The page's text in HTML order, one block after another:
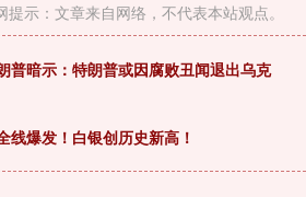
提示：文章来自网络，不代表本站观点。
普暗示：特朗普或因腐败丑闻退出乌克
线爆发！白银创历史新高！